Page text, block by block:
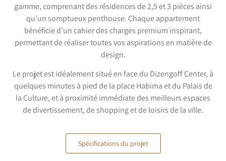
gamme, comprenant des résidences de 2,5 et 3 pièces ainsi
qu’un somptueux penthouse. Chaque appartement
bénéficie d’un cahier des charges premium inspirant,
permettant de réaliser toutes vos aspirations en matière de
design.
Le projet est idéalement situé en face du Dizengoff Center, à
quelques minutes à pied de la place Habima et du Palais de
la Culture, et à proximité immédiate des meilleurs espaces
de divertissement, de shopping et de loisirs de la ville.
Spécifications du projet